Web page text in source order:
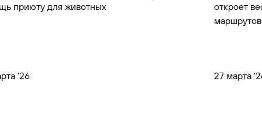
приюту для животных
'26
откроет
маршрутов
27 марта